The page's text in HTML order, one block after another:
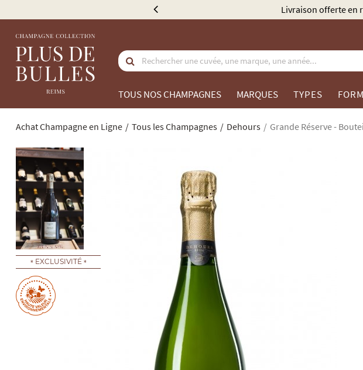
Élu Meilleur
TOUS NOS CHAMPAGNES MARQUES TYPES
Achat Champagne en Ligne Tous les Champagnes Dehours Grande Réserve -
EXCLUSIVITÉ